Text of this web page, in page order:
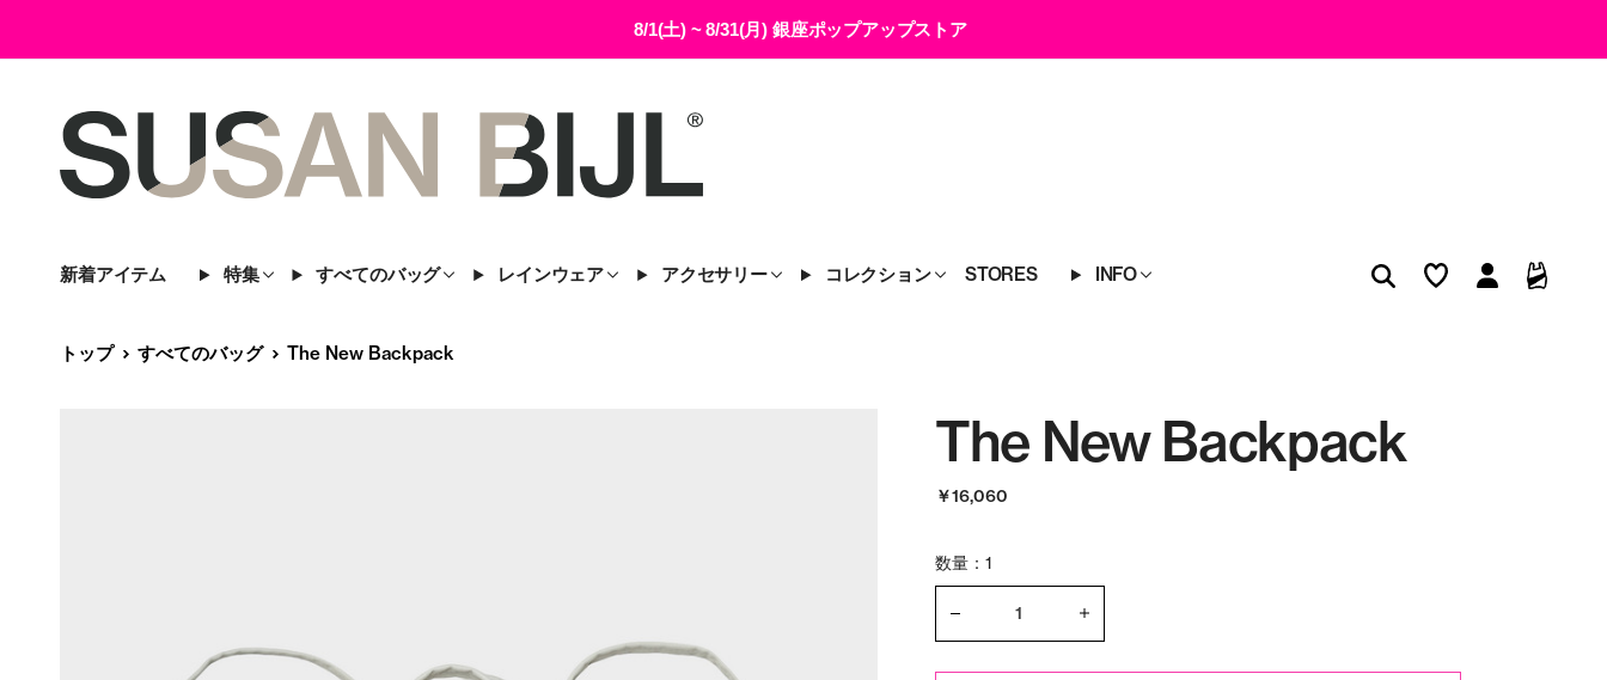
8/1(土) ~ 8/31(月) 銀座ポップアップストア
新着アイテム 特集 すべてのバッグ レインウェア アクセサリー コレクション STORES INFO
トップ すべてのバッグ The New Backpack
The New Backpack
￥16,060
数量：1